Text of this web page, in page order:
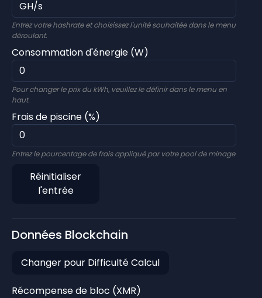
Entrez votre hashrate et choisissez l'unité souhaitée dans le menu
déroulant.
Consommation d'énergie (W)
Pour changer le prix du kWh, veuillez le définir dans le menu en
haut.
Frais de piscine (%)
Entrez le pourcentage de frais appliqué par votre pool de minage
Réinitialiser
l'entrée
Données Blockchain
Changer pour Difficulté Calcul
Récompense de bloc (XMR)